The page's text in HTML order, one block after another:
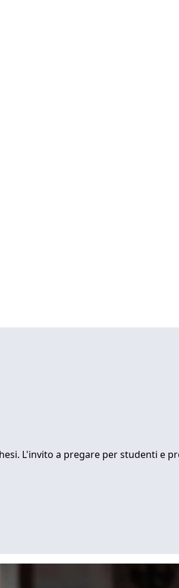
L'invito a pregare per studenti e